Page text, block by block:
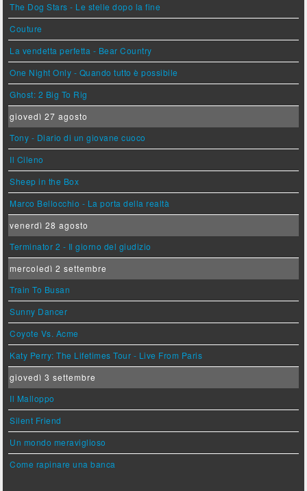
The Dog Stars - Le stelle dopo la fine
Couture
La vendetta perfetta - Bear Country
One Night Only - Quando tutto è possibile
Ghost: 2 Big To Rig
giovedì 27 agosto
Tony - Diario di un giovane cuoco
Il Cileno
Sheep in the Box
Marco Bellocchio - La porta della realtà
venerdì 28 agosto
Terminator 2 - Il giorno del giudizio
mercoledì 2 settembre
Train To Busan
Sunny Dancer
Coyote Vs. Acme
Katy Perry: The Lifetimes Tour - Live From Paris
giovedì 3 settembre
Il Malloppo
Silent Friend
Un mondo meraviglioso
Come rapinare una banca